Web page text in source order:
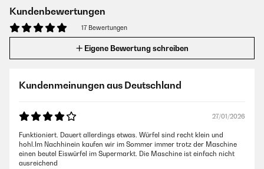
Kundenbewertungen
17 Bewertungen
Eigene Bewertung schreiben
Kundenmeinungen aus Deutschland
27/01/2026
Funktioniert. Dauert allerdings etwas. Würfel sind recht klein und
hohl.Im Nachhinein kaufen wir im Sommer immer trotz der Maschine
einen beutel Eiswürfel im Supermarkt. Die Maschine ist einfach nicht
ausreichend